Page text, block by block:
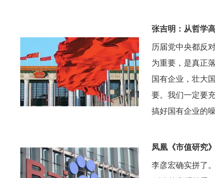
张吉明：从哲学
历届党中央都反
为重要，是真正
国有企业，壮大
要。我们一定要
搞好国有企业的
凤凰《市值研究
李彦宏确实拼了